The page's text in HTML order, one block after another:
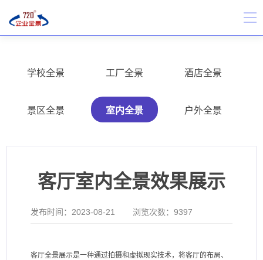
学校全景 工厂全景 酒店全景
景区全景 室内全景 户外全景
客厅室内全景效果展示
发布时间： 2023-08-21 浏览次数：9397
客厅全景展示是一种通过拍摄和虚拟现实技术，将客厅的布局、